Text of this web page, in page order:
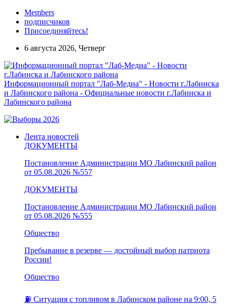
Members
подписчиков
Присоединяйтесь!
6 августа 2026, Четверг
Информационный портал "Лаб-Медиа" - Новости г.Лабинска
и Лабинского района - Официальные новости г.Лабинска и
Лабинского района
Лента новостей
ДОКУМЕНТЫ
Постановление Администрации МО Лабинский район
от 05.08.2026 №557
ДОКУМЕНТЫ
Постановление Администрации МО Лабинский район
от 05.08.2026 №555
Общество
Пребывание в резерве — достойный выбор патриота
России!
Общество
⛽️ Ситуация с топливом в Лабинском районе на 9:00, 5